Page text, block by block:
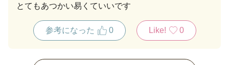
とてもあつかい易くていいです
参考になった 0 Like! 0